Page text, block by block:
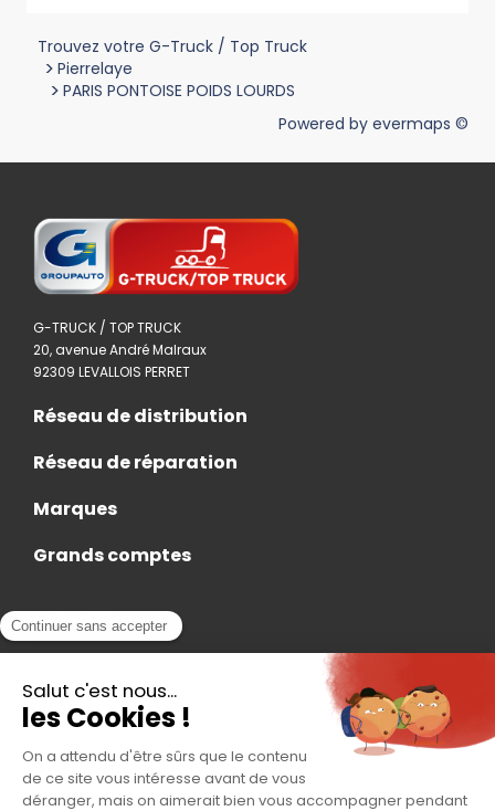
Trouvez votre G-Truck / Top Truck
> Pierrelaye
> PARIS PONTOISE POIDS LOURDS
Powered by evermaps ©
G-TRUCK / TOP TRUCK
20, avenue André Malraux
92309 LEVALLOIS PERRET
Réseau de distribution
Réseau de réparation
Marques
Grands comptes
Actualités
Contact
Accès Adhérent